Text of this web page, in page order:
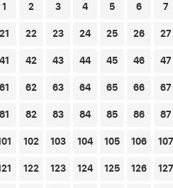
1 2 3 4 5 6 7
21 22 23 24 25 26 27
41 42 43 44 45 46 47
61 62 63 64 65 66 67
81 82 83 84 85 86 87
102 103 104 105 106 107
122 123 124 125 126 127